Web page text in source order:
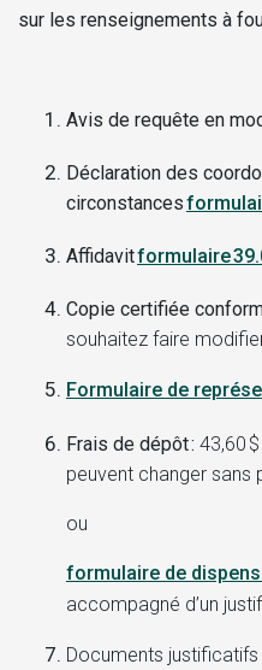
sur les renseignements à
Avis de requête en
Déclaration des
circonstances
Affidavitformulaire
Copie certifiée
souhaitez faire
Formulaire de
Frais de dépôt : 43,60
peuvent changer sans
ou
formulaire de
accompagné d’un
Documents